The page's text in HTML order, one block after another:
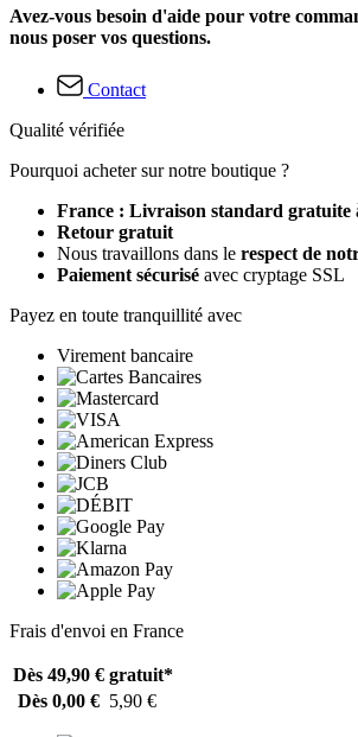
Avez-vous besoin d'aide pour votre
nous poser vos questions.
Contact
Qualité vérifiée
Pourquoi acheter sur notre boutique ?
France : Livraison standard gratuite
Retour gratuit
Nous travaillons dans le respect de
Paiement sécurisé avec cryptage SSL
Payez en toute tranquillité avec
Virement bancaire
Frais d'envoi en France
Dès 49,90 € gratuit*
Dès 0,00 € 5,90 €